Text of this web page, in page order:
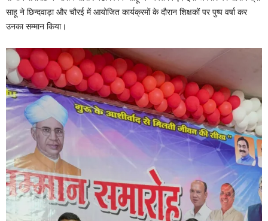
साहू ने छिन्दवाड़ा और चौरई में आयोजित कार्यक्रमों के दौरान शिक्षकों पर पुष्प वर्षा कर
उनका सम्मान किया।